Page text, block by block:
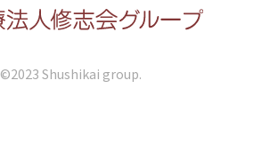
©︎2023 Shushikai group.